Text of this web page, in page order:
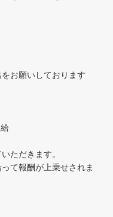
お願いしております
ただきます。
て報酬が上乗せされま